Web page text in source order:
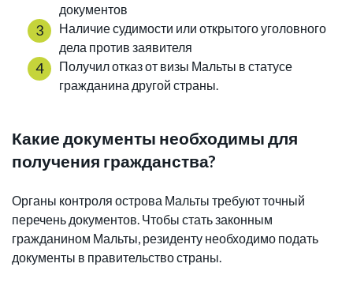
документов
Наличие судимости или открытого уголовного
дела против заявителя
Получил отказ от визы Мальты в статусе
гражданина другой страны.
Какие документы необходимы для
получения гражданства?
Органы контроля острова Мальты требуют точный
перечень документов. Чтобы стать законным
гражданином Мальты, резиденту необходимо подать
документы в правительство страны.